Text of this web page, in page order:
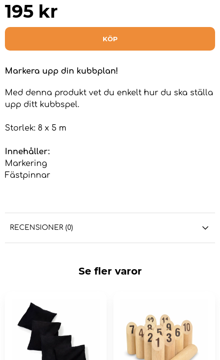
195 kr
KÖP
Markera upp din kubbplan!
Med denna produkt vet du enkelt hur du ska ställa
upp ditt kubbspel.
Storlek: 8 x 5 m
Innehåller:
Markering
Fästpinnar
RECENSIONER (0)
Se fler varor